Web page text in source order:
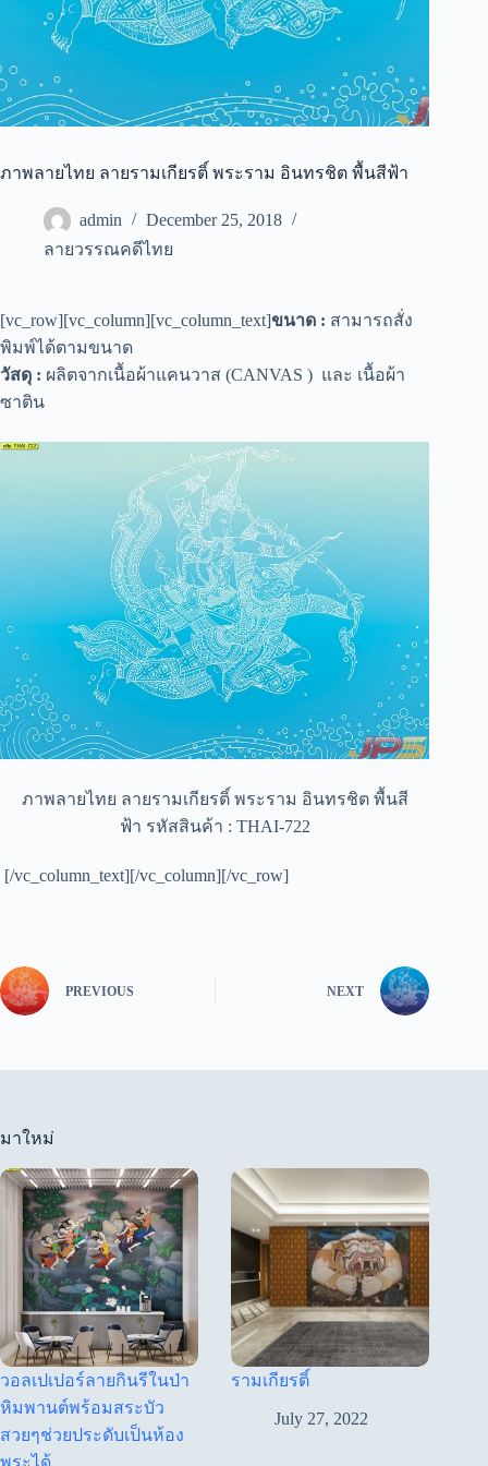
ภาพลายไทย ลายรามเกียรติ์ พระราม อินทรชิต พื้นสีฟ้า
admin
December 25, 2018
ลายวรรณคดีไทย
[vc_row][vc_column][vc_column_text]ขนาด : สามารถสั่ง
พิมพ์ได้ตามขนาด
วัสดุ : ผลิตจากเนื้อผ้าแคนวาส (CANVAS ) และ เนื้อผ้า
ซาติน
ภาพลายไทย ลายรามเกียรติ์ พระราม อินทรชิต พื้นสี
ฟ้า รหัสสินค้า : THAI-722
[/vc_column_text][/vc_column][/vc_row]
PREVIOUS NEXT
มาใหม่
วอลเปเปอร์ลายกินรีในป่า
หิมพานต์พร้อมสระบัว
สวยๆช่วยประดับเป็นห้อง
พระได้
รามเกียรติ์
July 27, 2022